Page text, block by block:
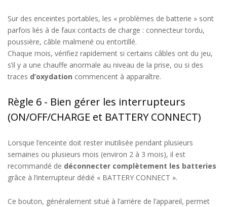
Sur des enceintes portables, les « problèmes de batterie » sont
parfois liés à de faux contacts de charge : connecteur tordu,
poussière, câble malmené ou entortillé.
Chaque mois, vérifiez rapidement si certains câbles ont du jeu,
s’il y a une chauffe anormale au niveau de la prise, ou si des
traces d’oxydation commencent à apparaître.
Règle 6 - Bien gérer les interrupteurs
(ON/OFF/CHARGE et BATTERY CONNECT)
Lorsque l’enceinte doit rester inutilisée pendant plusieurs
semaines ou plusieurs mois (environ 2 à 3 mois), il est
recommandé de déconnecter complètement les batteries
grâce à l’interrupteur dédié « BATTERY CONNECT ».
Ce bouton, généralement situé à l’arrière de l’appareil, permet